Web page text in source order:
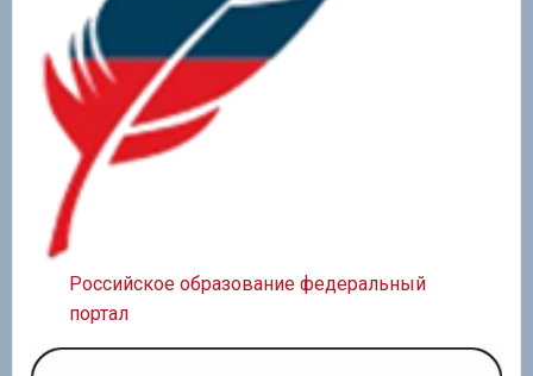
Российское образование федеральный
портал